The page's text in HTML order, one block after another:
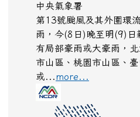
中央氣象署
第13號颱風及其外圍環
雨，今(8日)晚至明(9)日
有局部豪雨或大豪雨，
市山區、桃園市山區、
或... more...